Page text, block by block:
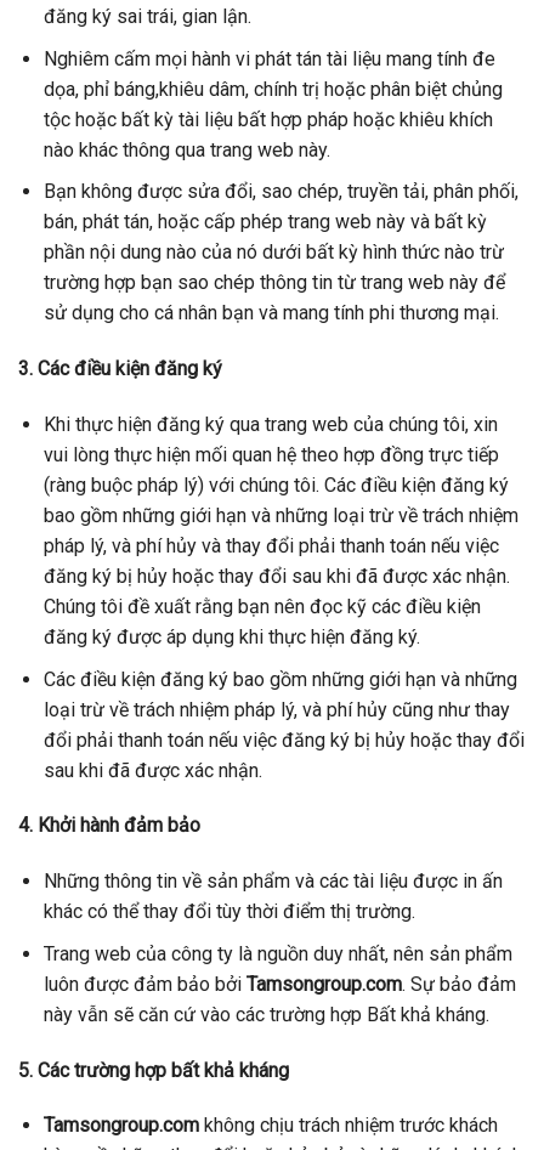
đăng ký sai trái, gian lận.
Nghiêm cấm mọi hành vi phát tán tài liệu mang tính đe
dọa, phỉ báng,khiêu dâm, chính trị hoặc phân biệt chủng
tộc hoặc bất kỳ tài liệu bất hợp pháp hoặc khiêu khích
nào khác thông qua trang web này.
Bạn không được sửa đổi, sao chép, truyền tải, phân phối,
bán, phát tán, hoặc cấp phép trang web này và bất kỳ
phần nội dung nào của nó dưới bất kỳ hình thức nào trừ
trường hợp bạn sao chép thông tin từ trang web này để
sử dụng cho cá nhân bạn và mang tính phi thương mại.
3. Các điều kiện đăng ký
Khi thực hiện đăng ký qua trang web của chúng tôi, xin
vui lòng thực hiện mối quan hệ theo hợp đồng trực tiếp
(ràng buộc pháp lý) với chúng tôi. Các điều kiện đăng ký
bao gồm những giới hạn và những loại trừ về trách nhiệm
pháp lý, và phí hủy và thay đổi phải thanh toán nếu việc
đăng ký bị hủy hoặc thay đổi sau khi đã được xác nhận.
Chúng tôi đề xuất rằng bạn nên đọc kỹ các điều kiện
đăng ký được áp dụng khi thực hiện đăng ký.
Các điều kiện đăng ký bao gồm những giới hạn và những
loại trừ về trách nhiệm pháp lý, và phí hủy cũng như thay
đổi phải thanh toán nếu việc đăng ký bị hủy hoặc thay đổi
sau khi đã được xác nhận.
4. Khởi hành đảm bảo
Những thông tin về sản phẩm và các tài liệu được in ấn
khác có thể thay đổi tùy thời điểm thị trường.
Trang web của công ty là nguồn duy nhất, nên sản phẩm
luôn được đảm bảo bởi Tamsongroup.com. Sự bảo đảm
này vẫn sẽ căn cứ vào các trường hợp Bất khả kháng.
5. Các trường hợp bất khả kháng
Tamsongroup.com không chịu trách nhiệm trước khách